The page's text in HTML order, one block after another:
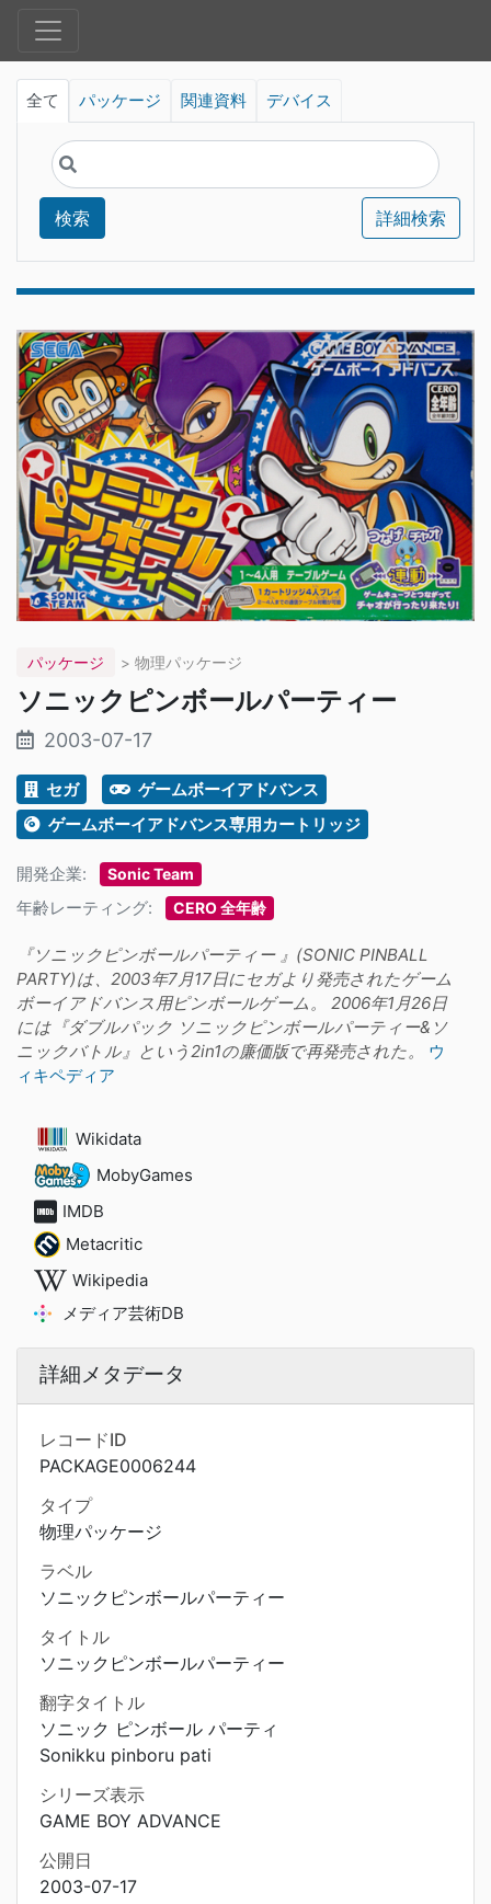
全て パッケージ 関連資料 デバイス
検索 詳細検索
パッケージ > 物理パッケージ
ソニックピンボールパーティー
2003-07-17
セガ
ゲームボーイアドバンス
ゲームボーイアドバンス専用カートリッジ
開発企業: Sonic Team
年齢レーティング: CERO 全年齢
『ソニックピンボールパーティー 』(SONIC PINBALL
PARTY)は、2003年7月17日にセガより発売されたゲーム
ボーイアドバンス用ピンボールゲーム。 2006年1月26日
には『ダブルパック ソニックピンボールパーティー&ソ
ニックバトル』という2in1の廉価版で再発売された。
ウ
ィキペディア
Wikidata
MobyGames
IMDB
Metacritic
Wikipedia
メディア芸術DB
詳細メタデータ
レコードID
PACKAGE0006244
タイプ
物理パッケージ
ラベル
ソニックピンボールパーティー
タイトル
ソニックピンボールパーティー
翻字タイトル
ソニック ピンボール パーティ
Sonikku pinboru pati
シリーズ表示
GAME BOY ADVANCE
公開日
2003-07-17